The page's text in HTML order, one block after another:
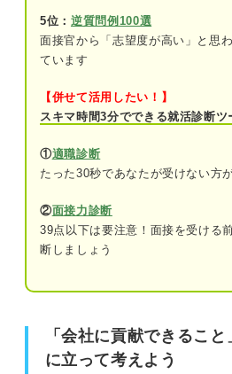
マッチ度
「会社に貢献できること」
ポイント
③会社のどの仕事で
「会社に貢献できること
簡単4ステップ！ 「会社に
5位： 逆質問例100選
面接官から「志望度が高い」と思
ています
【併せて活用したい！】
スキマ時間3分でできる就活診断ツ
①適職診断
たった30秒であなたが受けない方
②面接力診断
39点以下は要注意！面接を受ける
断しましょう
「会社に貢献できるこ
に立って考えよう
「会社に貢献できること」は企
強み×仕事内容で紹介！ 「会社